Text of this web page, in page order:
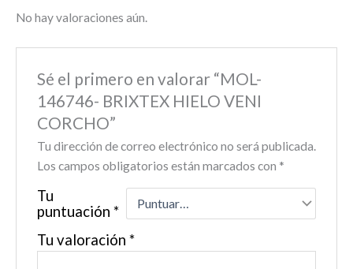
No hay valoraciones aún.
Sé el primero en valorar “MOL-
146746- BRIXTEX HIELO VENI
CORCHO”
Tu dirección de correo electrónico no será publicada.
Los campos obligatorios están marcados con *
Tu
puntuación *
Tu valoración *